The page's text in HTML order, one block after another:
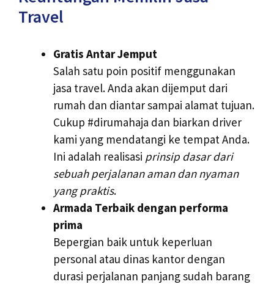
Travel
Gratis Antar Jemput
Salah satu poin positif menggunakan
jasa travel. Anda akan dijemput dari
rumah dan diantar sampai alamat tujuan.
Cukup #dirumahaja dan biarkan driver
kami yang mendatangi ke tempat Anda.
Ini adalah realisasi prinsip dasar dari
sebuah perjalanan aman dan nyaman
yang praktis.
Armada Terbaik dengan performa
prima
Bepergian baik untuk keperluan
personal atau dinas kantor dengan
durasi perjalanan panjang sudah barang